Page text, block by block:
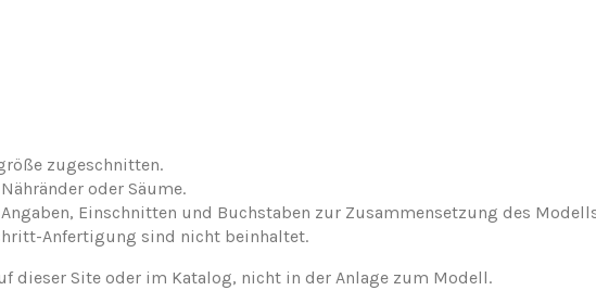
zugeschnitten.
oder Säume.
Einschnitten und Buchstaben zur Zusammensetzung des
Anfertigung sind nicht beinhaltet.
dieser Site oder im Katalog, nicht in der Anlage zum Modell.